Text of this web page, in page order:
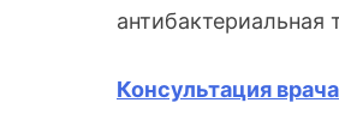
антибактериальная
Консультация врача